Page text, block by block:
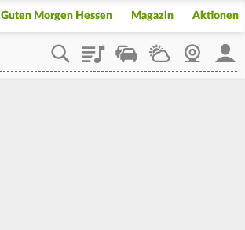
Guten Morgen Hessen Magazin Aktionen
PlaylistStaupilotWetterWebcam